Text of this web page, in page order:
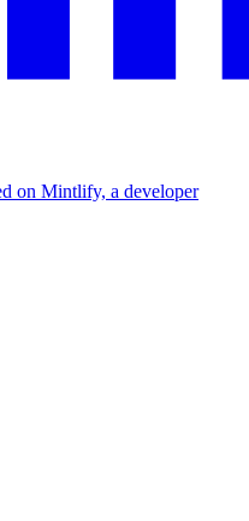
on Mintlify, a developer